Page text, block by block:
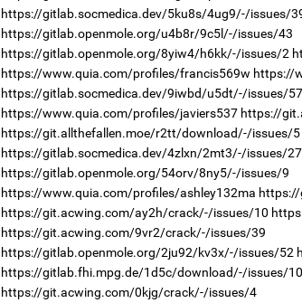
https://gitlab.socmedica.dev/5ku8s/4ug9/-/issues/
https://gitlab.openmole.org/u4b8r/9c5l/-/issues/43
https://gitlab.openmole.org/8yiw4/h6kk/-/issues/2
https://www.quia.com/profiles/francis569w https://
https://gitlab.socmedica.dev/9iwbd/u5dt/-/issues/57
https://www.quia.com/profiles/javiers537 https://
https://git.allthefallen.moe/r2tt/download/-/issues/5
https://gitlab.socmedica.dev/4zlxn/2mt3/-/issues/27
https://gitlab.openmole.org/54orv/8ny5/-/issues/9
https://www.quia.com/profiles/ashley132ma
https://git.acwing.com/ay2h/crack/-/issues/10
https://git.acwing.com/9vr2/crack/-/issues/39
https://gitlab.openmole.org/2ju92/kv3x/-/issues/52
https://gitlab.fhi.mpg.de/1d5c/download/-/issues/10
https://git.acwing.com/0kjg/crack/-/issues/4